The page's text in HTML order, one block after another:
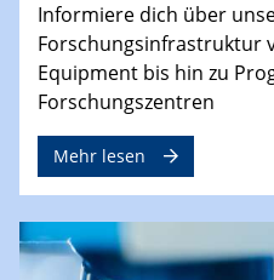
Informiere dich über
Forschungsinfrastruktur
Equipment bis hin zu
Forschungszentren
Mehr lesen